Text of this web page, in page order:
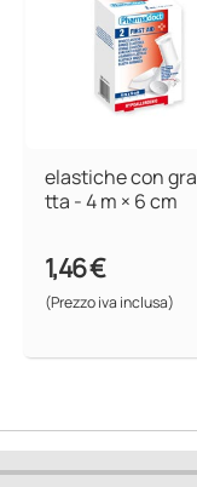
elastiche con
tta - 4 m × 6 cm
1,46 €
(Prezzo iva inclusa)